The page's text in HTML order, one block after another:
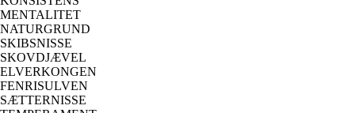
MENTALITET
NATURGRUND
SKIBSNISSE
SKOVDJÆVEL
ELVERKONGEN
FENRISULVEN
SÆTTERNISSE